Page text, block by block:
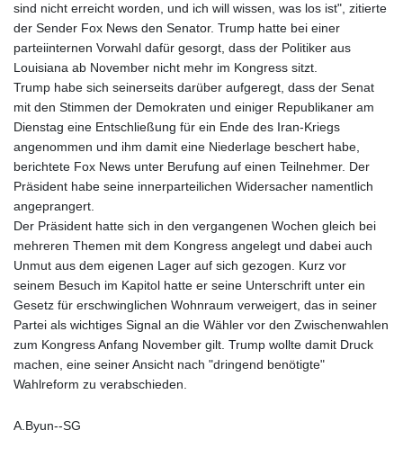
sind nicht erreicht worden, und ich will wissen, was los ist", zitierte
der Sender Fox News den Senator. Trump hatte bei einer
parteiinternen Vorwahl dafür gesorgt, dass der Politiker aus
Louisiana ab November nicht mehr im Kongress sitzt.
Trump habe sich seinerseits darüber aufgeregt, dass der Senat
mit den Stimmen der Demokraten und einiger Republikaner am
Dienstag eine Entschließung für ein Ende des Iran-Kriegs
angenommen und ihm damit eine Niederlage beschert habe,
berichtete Fox News unter Berufung auf einen Teilnehmer. Der
Präsident habe seine innerparteilichen Widersacher namentlich
angeprangert.
Der Präsident hatte sich in den vergangenen Wochen gleich bei
mehreren Themen mit dem Kongress angelegt und dabei auch
Unmut aus dem eigenen Lager auf sich gezogen. Kurz vor
seinem Besuch im Kapitol hatte er seine Unterschrift unter ein
Gesetz für erschwinglichen Wohnraum verweigert, das in seiner
Partei als wichtiges Signal an die Wähler vor den Zwischenwahlen
zum Kongress Anfang November gilt. Trump wollte damit Druck
machen, eine seiner Ansicht nach "dringend benötigte"
Wahlreform zu verabschieden.
A.Byun--SG